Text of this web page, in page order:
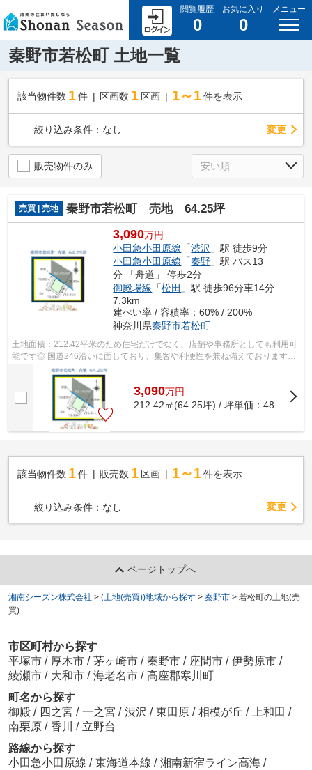
閲覧履歴
0
お気に入り
0
メニュー
秦野市若松町 土地一覧
該当物件数 1件 区画数 1 区画 1～1 件を表示
絞り込み条件： なし 変更
販売物件のみ
売買 | 売地 秦野市若松町 売地 64.25坪
3,090万円
小田急小田原線 「渋沢 」駅 徒歩9分
小田急小田原線 「秦野 」駅 バス13
分 「舟道」 停歩2分
御殿場線 「松田 」駅 徒歩96分車14分
7.3km
建ぺい率 / 容積率：60% / 200%
神奈川県秦野市若松町
土地面積：212.42平米のため住宅だけでなく、店舗や事務所としても利用可
能です◎ 国道246沿いに面しており、集客や利便性を兼ね備えております！
「渋沢駅」まで徒歩9分と電車利用にも...
3,090万円
212.42㎡(64.25坪) / 坪単価：48.09 万円
該当物件数 1件 販売数 1 区画 1～1 件を表示
絞り込み条件： なし 変更
ページトップへ
湘南シーズン株式会社 > (土地(売買))地域から探す > 秦野市 > 若松町の土地(売
買)
市区町村から探す
平塚市 / 厚木市 / 茅ヶ崎市 / 秦野市 / 座間市 / 伊勢原市 /
綾瀬市 / 大和市 / 海老名市 / 高座郡寒川町
町名から探す
御殿 / 四之宮 / 一之宮 / 渋沢 / 東田原 / 相模が丘 / 上和田 /
南栗原 / 香川 / 立野台
路線から探す
小田急小田原線 / 東海道本線 / 湘南新宿ライン高海 /